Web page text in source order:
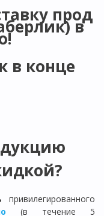
прод
в
в конце
привилегированного
(в течение 5